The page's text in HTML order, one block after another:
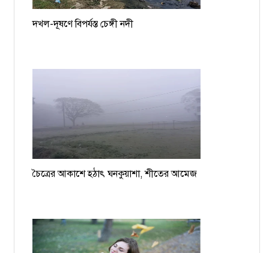
দখল-দূষণে বিপর্যস্ত চেঙ্গী নদী
চৈত্রের আকাশে হঠাৎ ঘনকুয়াশা, শীতের আমেজ